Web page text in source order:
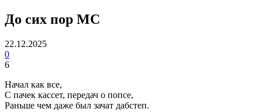
До сих пор МС
22.12.2025
0
6
Начал как все,
С пачек кассет, передач о попсе,
Раньше чем даже был зачат дабстеп.